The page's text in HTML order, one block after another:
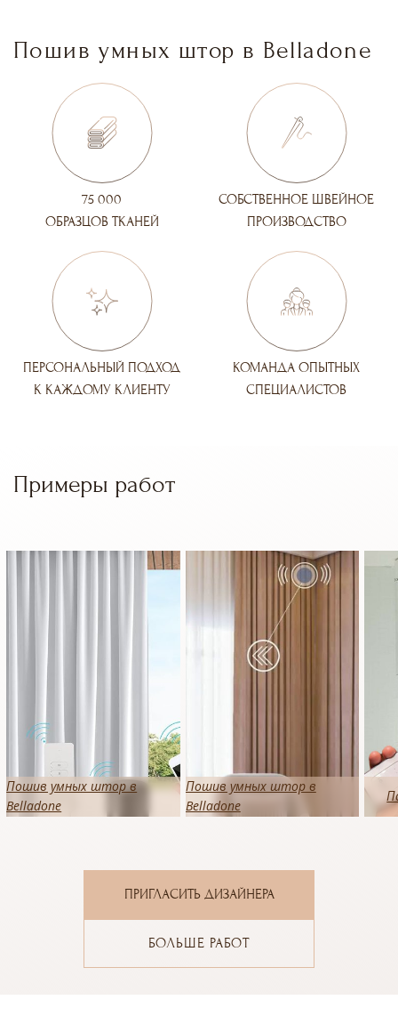
Пошив умных штор в Belladone
75 000
ОБРАЗЦОВ ТКАНЕЙ
СОБСТВЕННОЕ ШВЕЙНОЕ
ПРОИЗВОДСТВО
ПЕРСОНАЛЬНЫЙ ПОДХОД
К КАЖДОМУ КЛИЕНТУ
КОМАНДА ОПЫТНЫХ
СПЕЦИАЛИСТОВ
Примеры работ
Пошив умных штор в
Belladone
Пошив умных штор в
Belladone
ПРИГЛАСИТЬ ДИЗАЙНЕРА
БОЛЬШЕ РАБОТ